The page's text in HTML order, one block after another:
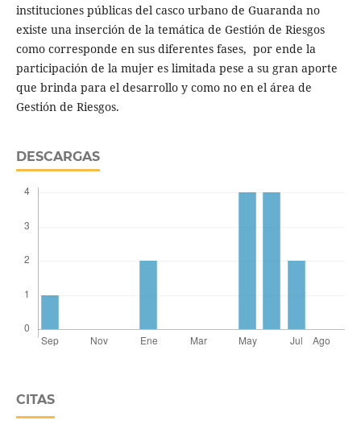
instituciones públicas del casco urbano de Guaranda no
existe una inserción de la temática de Gestión de Riesgos
como corresponde en sus diferentes fases, por ende la
participación de la mujer es limitada pese a su gran aporte
que brinda para el desarrollo y como no en el área de
Gestión de Riesgos.
DESCARGAS
CITAS